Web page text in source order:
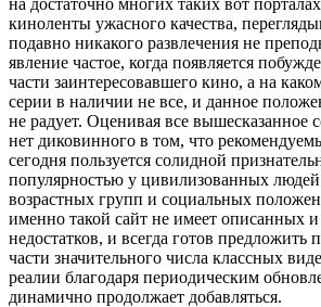
киноленты ужасного качества,
подавно никакого развлечения не
явление частое, когда появляется
части заинтересовавшего кино, а на
серии в наличии не все, и данное
не радует. Оценивая все вышесказанное
нет диковинного в том, что
сегодня пользуется солидной
популярностью у цивилизованных
возрастных групп и социальных
именно такой сайт не имеет описанных
недостатков, и всегда готов предложить
части значительного числа классных
реалии благодаря периодическим
динамично продолжает добавляться.